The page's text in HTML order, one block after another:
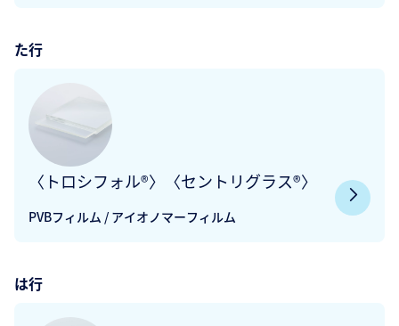
た行
〈トロシフォル®〉〈セントリグラス®〉
PVBフィルム / アイオノマーフィルム
は行